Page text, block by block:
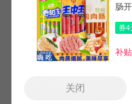
王中王香甜玉米
领券减4元 手机红包1元
肠
券4
补
关闭